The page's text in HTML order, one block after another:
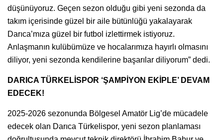
düşünüyoruz. Geçen sezon olduğu gibi yeni sezonda da
takım içerisinde güzel bir aile bütünlüğü yakalayarak
Darıca’mıza güzel bir futbol izlettirmek istiyoruz.
Anlaşmanın kulübümüze ve hocalarımıza hayırlı olmasını
diliyor, yeni sezonda kendilerine başarılar diliyorum” dedi.
DARICA TÜRKELİSPOR ‘ŞAMPİYON EKİPLE’ DEVAM
EDECEK!
2025-2026 sezonunda Bölgesel Amatör Lig’de mücadele
edecek olan Darıca Türkelispor, yeni sezon planlaması